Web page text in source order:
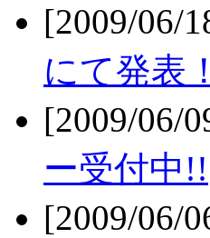
[2009/06/
にて発表！
[2009/06/
ー受付中!!
[2009/06/